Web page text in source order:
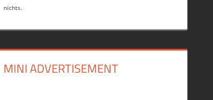
nichts.
MINI ADVERTISEMENT